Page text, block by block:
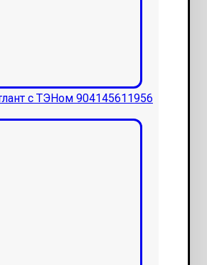
с ТЭНом 904145611956